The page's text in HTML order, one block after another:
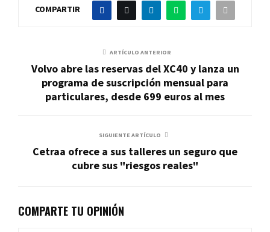
COMPARTIR
ARTÍCULO ANTERIOR
Volvo abre las reservas del XC40 y lanza un
programa de suscripción mensual para
particulares, desde 699 euros al mes
SIGUIENTE ARTÍCULO
Cetraa ofrece a sus talleres un seguro que
cubre sus "riesgos reales"
COMPARTE TU OPINIÓN